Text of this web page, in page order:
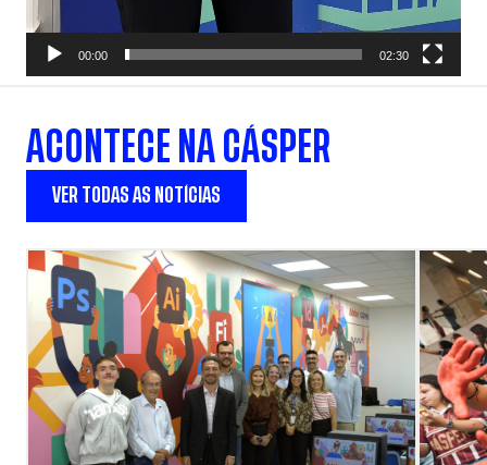
00:00 02:30
ACONTECE NA CÁSPER
VER TODAS AS NOTÍCIAS